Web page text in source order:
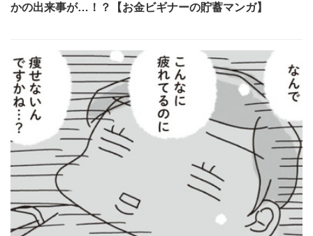
かの出来事が…！？【お金ビギナーの貯蓄マンガ】